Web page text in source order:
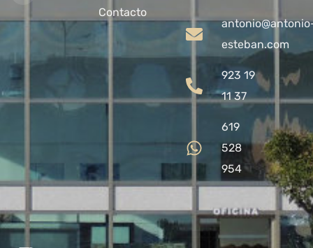
Contacto
esteban.com
923 19
11 37
619
528
954